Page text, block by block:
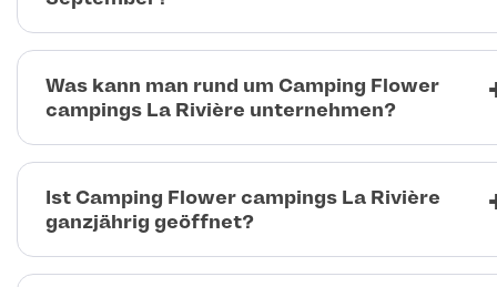
Was kann man rund um Camping Flower
campings La Rivière unternehmen?
Ist Camping Flower campings La Rivière
ganzjährig geöffnet?